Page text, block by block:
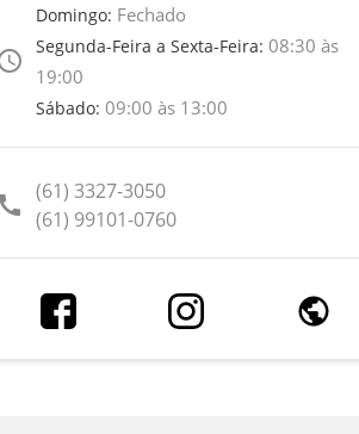
Domingo: Fechado
Segunda-Feira a Sexta-Feira: 08:30 às
19:00
Sábado: 09:00 às 13:00
(61) 3327-3050
(61) 99101-0760